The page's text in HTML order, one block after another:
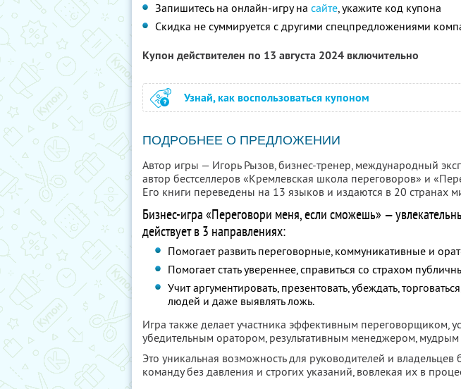
Запишитесь на онлайн-игру на сайте, укажите код купона
Скидка не суммируется с другими спецпредложениями
Купон действителен по 13 августа 2024 включительно
Узнай, как воспользоваться купоном
ПОДРОБНЕЕ О ПРЕДЛОЖЕНИИ
Автор игры — Игорь Рызов, бизнес-тренер, международный
автор бестселлеров «Кремлевская школа переговоров» и
Его книги переведены на 13 языков и издаются в 20 странах
Бизнес-игра «Переговори меня, если сможешь» —
действует в 3 направлениях:
Помогает развить переговорные, коммуникативные и
Помогает стать увереннее, справиться со страхом
Учит аргументировать, презентовать, убеждать,
людей и даже выявлять ложь.
Игра также делает участника эффективным переговорщиком,
убедительным оратором, результативным менеджером,
Это уникальная возможность для руководителей и владельцев
команду без давления и строгих указаний, вовлекая их в